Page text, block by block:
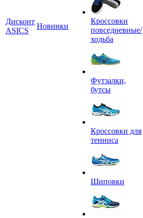
Дисконт
ASICS
Новинки
Кроссовки
повседневные/
ходьба
Футзалки,
бутсы
Кроссовки для
тенниса
Шиповки